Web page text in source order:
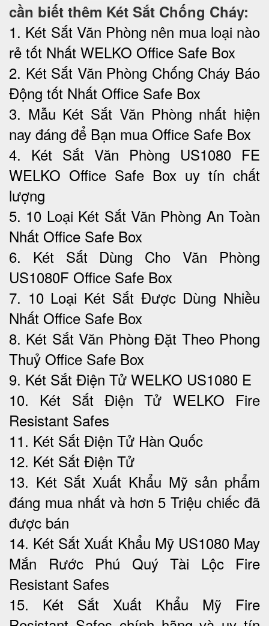
cần biết thêm Két Sắt Chống Cháy:
1. Két Sắt Văn Phòng nên mua loại nào
rẻ tốt Nhất WELKO Office Safe Box
2. Két Sắt Văn Phòng Chống Cháy Báo
Động tốt Nhất Office Safe Box
3. Mẫu Két Sắt Văn Phòng nhất hiện
nay đáng để Bạn mua Office Safe Box
4. Két Sắt Văn Phòng US1080 FE
WELKO Office Safe Box uy tín chất
lượng
5. 10 Loại Két Sắt Văn Phòng An Toàn
Nhất Office Safe Box
6. Két Sắt Dùng Cho Văn Phòng
US1080F Office Safe Box
7. 10 Loại Két Sắt Được Dùng Nhiều
Nhất Office Safe Box
8. Két Sắt Văn Phòng Đặt Theo Phong
Thuỷ Office Safe Box
9. Két Sắt Điện Tử WELKO US1080 E
10. Két Sắt Điện Tử WELKO Fire
Resistant Safes
11. Két Sắt Điện Tử Hàn Quốc
12. Két Sắt Điện Tử
13. Két Sắt Xuất Khẩu Mỹ sản phẩm
đáng mua nhất và hơn 5 Triệu chiếc đã
được bán
14. Két Sắt Xuất Khẩu Mỹ US1080 May
Mắn Rước Phú Quý Tài Lộc‎ Fire
Resistant Safes
15. Két Sắt Xuất Khẩu Mỹ Fire